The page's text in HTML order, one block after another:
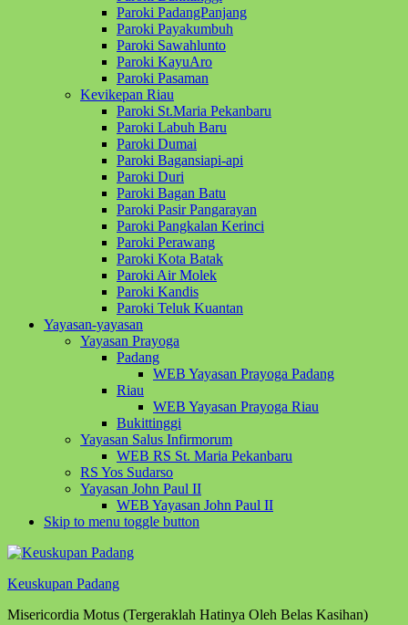
Paroki PadangPanjang
Paroki Payakumbuh
Paroki Sawahlunto
Paroki KayuAro
Paroki Pasaman
Kevikepan Riau
Paroki St.Maria Pekanbaru
Paroki Labuh Baru
Paroki Dumai
Paroki Bagansiapi-api
Paroki Duri
Paroki Bagan Batu
Paroki Pasir Pangarayan
Paroki Pangkalan Kerinci
Paroki Perawang
Paroki Kota Batak
Paroki Air Molek
Paroki Kandis
Paroki Teluk Kuantan
Yayasan-yayasan
Yayasan Prayoga
Padang
WEB Yayasan Prayoga Padang
Riau
WEB Yayasan Prayoga Riau
Bukittinggi
Yayasan Salus Infirmorum
WEB RS St. Maria Pekanbaru
RS Yos Sudarso
Yayasan John Paul II
WEB Yayasan John Paul II
Skip to menu toggle button
Keuskupan Padang
Misericordia Motus (Tergeraklah Hatinya Oleh Belas Kasihan)